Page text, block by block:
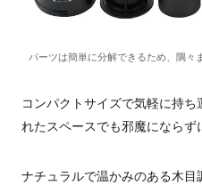
パーツは簡単に分解できるため、隅々
コンパクトサイズで気軽に持
れたスペースでも邪魔にならず
ナチュラルで温かみのある木